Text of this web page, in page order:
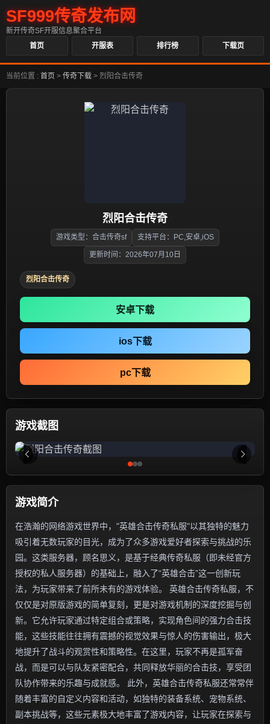
SF999传奇发布网
新开传奇SF开服信息聚合平台
首页
开服表 排行榜 下载页
当前位置 : 首页 > 传奇下载 > 烈阳合击传奇
烈阳合击传奇
游戏类型：合击传奇sf 支持平台：PC,安卓,iOS
更新时间：2026年07月10日
烈阳合击传奇
安卓下载
ios下载
pc下载
游戏截图
游戏简介
在浩瀚的网络游戏世界中，"英雄合击传奇私服"以其独特的魅力
吸引着无数玩家的目光，成为了众多游戏爱好者探索与挑战的乐
园。这类服务器，顾名思义，是基于经典传奇私服（即未经官方
授权的私人服务器）的基础上，融入了“英雄合击”这一创新玩
法，为玩家带来了前所未有的游戏体验。 英雄合击传奇私服，不
仅仅是对原版游戏的简单复刻，更是对游戏机制的深度挖掘与创
新。它允许玩家通过特定组合或策略，实现角色间的强力合击技
能，这些技能往往拥有震撼的视觉效果与惊人的伤害输出，极大
地提升了战斗的观赏性和策略性。在这里，玩家不再是孤军奋
战，而是可以与队友紧密配合，共同释放华丽的合击技，享受团
队协作带来的乐趣与成就感。 此外，英雄合击传奇私服还常常伴
随着丰富的自定义内容和活动，如独特的装备系统、宠物系统、
副本挑战等，这些元素极大地丰富了游戏内容，让玩家在探索与